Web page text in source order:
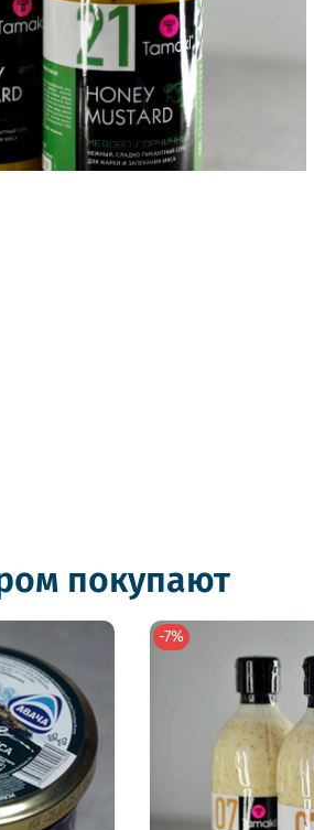
покупают
-7%